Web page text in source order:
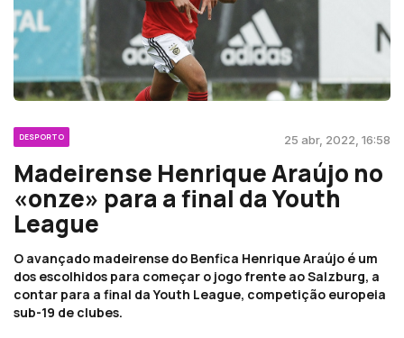
DESPORTO 25 abr, 2022, 16:58
Madeirense Henrique Araújo no
«onze» para a final da Youth
League
O avançado madeirense do Benfica Henrique Araújo é um
dos escolhidos para começar o jogo frente ao Salzburg, a
contar para a final da Youth League, competição europeia
sub-19 de clubes.